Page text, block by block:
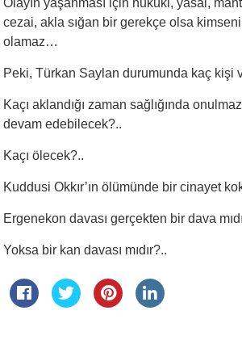
Olayın yaşanması için hukuki, yasal,
cezai, akla sığan bir gerekçe olsa
olamaz…
Peki, Türkan Saylan durumunda kaç kişi
Kaçı aklandığı zaman sağlığında
devam edebilecek?..
Kaçı ölecek?..
Kuddusi Okkır’ın ölümünde bir cinayet
Ergenekon davası gerçekten bir dava
Yoksa bir kan davası mıdır?..